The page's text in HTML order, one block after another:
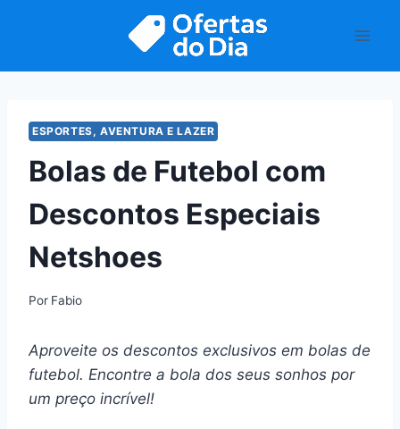
ESPORTES, AVENTURA E LAZER
Bolas de Futebol com
Descontos Especiais
Netshoes
Por Fabio
Aproveite os descontos exclusivos em bolas de
futebol. Encontre a bola dos seus sonhos por
um preço incrível!